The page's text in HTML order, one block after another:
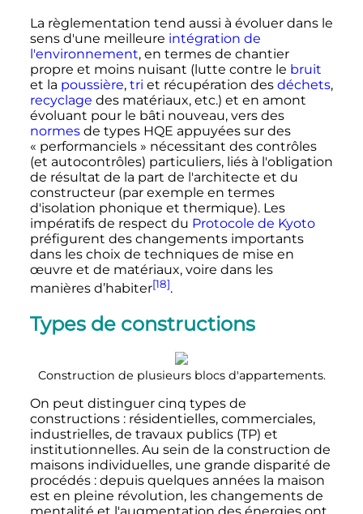
La règlementation tend aussi à évoluer dans le
sens d'une meilleure intégration de
l'environnement, en termes de chantier
propre et moins nuisant (lutte contre le bruit
et la poussière, tri et récupération des déchets,
recyclage des matériaux, etc.) et en amont
évoluant pour le bâti nouveau, vers des
normesde types HQE appuyées sur des
« performanciels » nécessitant des contrôles
(et autocontrôles) particuliers, liés à l'obligation
de résultat de la part de l'architecte et du
constructeur (par exemple en termes
d'isolation phonique et thermique). Les
impératifs de respect du Protocole de Kyoto
préfigurent des changements importants
dans les choix de techniques de mise en
œuvre et de matériaux, voire dans les
manières d’habiter[18].
Types de constructions
Construction de plusieurs blocs d'appartements.
On peut distinguer cinq types de
constructions : résidentielles, commerciales,
industrielles, de travaux publics (TP) et
institutionnelles. Au sein de la construction de
maisons individuelles, une grande disparité de
procédés : depuis quelques années la maison
est en pleine révolution, les changements de